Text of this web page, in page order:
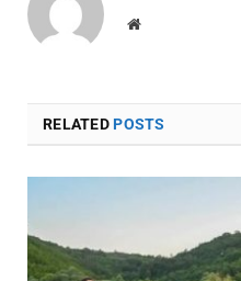
Website
RELATEDPOSTS